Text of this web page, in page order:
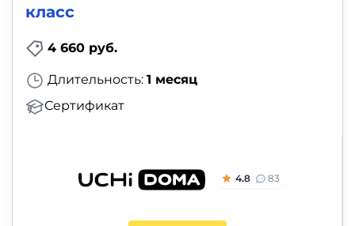
класс
4 660 руб.
Длительность: 1 месяц
Сертификат
4.8 83